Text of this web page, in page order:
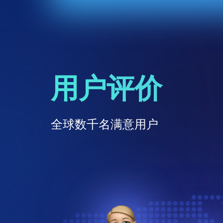
用户评价
全球数千名满意用户
Twitter